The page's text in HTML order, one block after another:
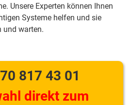
Unsere Experten können Ihnen
Systeme helfen und sie
und warten.
817 43 01
direkt zum